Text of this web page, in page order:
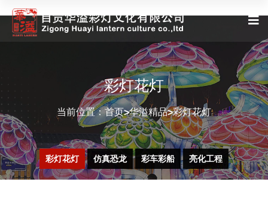
彩灯花灯
当前位置：首页>华溢精品>彩灯花灯
彩灯花灯 仿真恐龙 彩车彩船 亮化工程